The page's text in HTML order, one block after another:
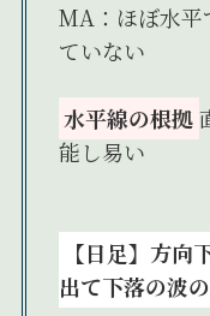
MA：ほぼ水平
ていない
水平線の根拠
能し易い
割って
【日足】方向
出て下落の波